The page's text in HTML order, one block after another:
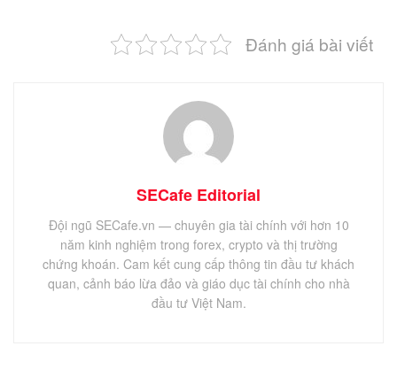
Đánh giá bài viết
SECafe Editorial
Đội ngũ SECafe.vn — chuyên gia tài chính với hơn 10
năm kinh nghiệm trong forex, crypto và thị trường
chứng khoán. Cam kết cung cấp thông tin đầu tư khách
quan, cảnh báo lừa đảo và giáo dục tài chính cho nhà
đầu tư Việt Nam.